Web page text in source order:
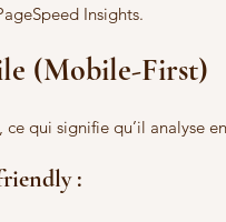
Insights.
(Mobile-First)
qui signifie qu’il analyse
: